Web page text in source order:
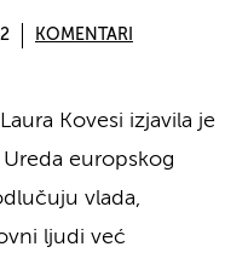
KOMENTARI
Kovesi izjavila je
europskog
vlada,
ljudi već